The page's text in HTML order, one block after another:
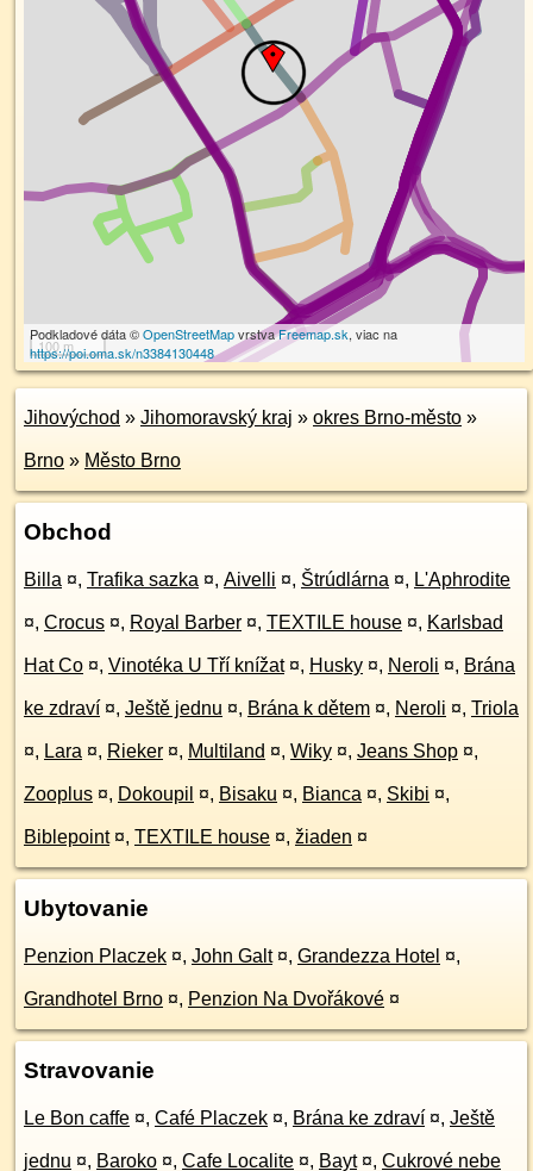
100 m
Podkladové dáta ©OpenStreetMapvrstvaFreemap.sk, viac na
https://poi.oma.sk/n3384130448
Jihovýchod » Jihomoravský kraj » okres Brno-město »
Brno » Město Brno
Obchod
Billa ¤, Trafika sazka ¤, Aivelli ¤, Štrúdlárna ¤, L'Aphrodite
¤, Crocus ¤, Royal Barber ¤, TEXTILE house ¤, Karlsbad
Hat Co ¤, Vinotéka U Tří knížat ¤, Husky ¤, Neroli ¤, Brána
ke zdraví ¤, Ještě jednu ¤, Brána k dětem ¤, Neroli ¤, Triola
¤, Lara ¤, Rieker ¤, Multiland ¤, Wiky ¤, Jeans Shop ¤,
Zooplus ¤, Dokoupil ¤, Bisaku ¤, Bianca ¤, Skibi ¤,
Biblepoint ¤, TEXTILE house ¤, žiaden ¤
Ubytovanie
Penzion Placzek ¤, John Galt ¤, Grandezza Hotel ¤,
Grandhotel Brno ¤, Penzion Na Dvořákové ¤
Stravovanie
Le Bon caffe ¤, Café Placzek ¤, Brána ke zdraví ¤, Ještě
jednu ¤, Baroko ¤, Cafe Localite ¤, Bayt ¤, Cukrové nebe